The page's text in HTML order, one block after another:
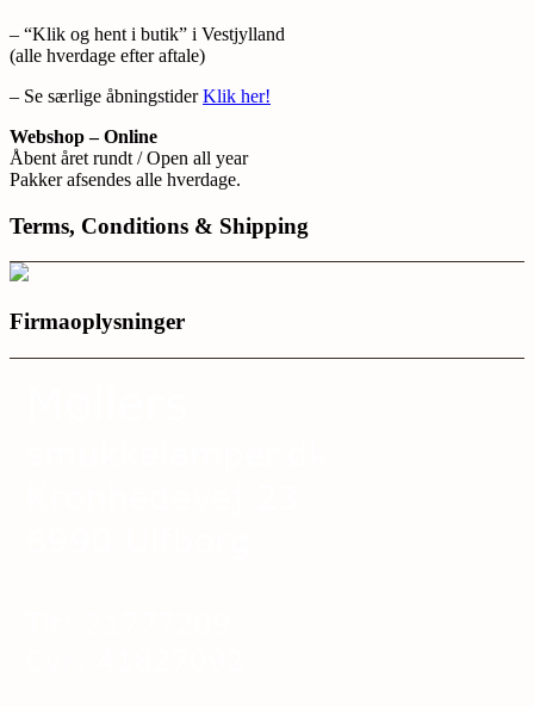
– “Klik og hent i butik” i Vestjylland
(alle hverdage efter aftale)
– Se særlige åbningstiderKlik her!
Webshop – Online
Åbent året rundt / Open all year
Pakker afsendes alle hverdage.
Terms, Conditions & Shipping
Firmaoplysninger